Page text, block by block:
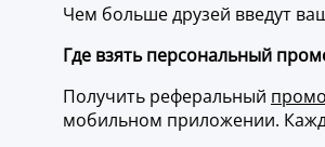
Чем больше друзей введут
Где взять персональный
Получить реферальный
мобильном приложении.